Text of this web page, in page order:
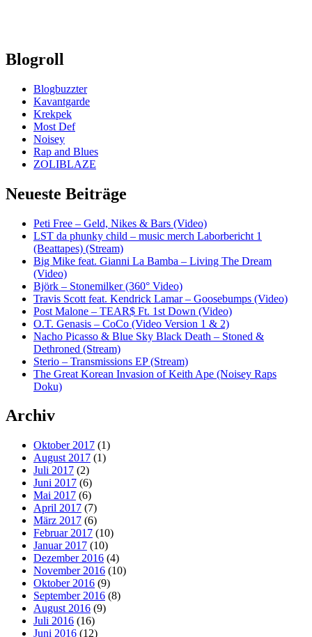
Blogroll
Blogbuzzter
Kavantgarde
Krekpek
Most Def
Noisey
Rap and Blues
ZOLIBLAZE
Neueste Beiträge
Peti Free – Geld, Nikes & Bars (Video)
LST da phunky child – music merch Laborbericht 1
(Beattapes) (Stream)
Big Mike feat. Gianni La Bamba – Living The Dream
(Video)
Björk – Stonemilker (360° Video)
Travis Scott feat. Kendrick Lamar – Goosebumps (Video)
Post Malone – TEAR$ Ft. 1st Down (Video)
O.T. Genasis – CoCo (Video Version 1 & 2)
Nacho Picasso & Blue Sky Black Death – Stoned &
Dethroned (Stream)
Sterio – Transmissions EP (Stream)
The Great Korean Invasion of Keith Ape (Noisey Raps
Doku)
Archiv
Oktober 2017 (1)
August 2017 (1)
Juli 2017 (2)
Juni 2017 (6)
Mai 2017 (6)
April 2017 (7)
März 2017 (6)
Februar 2017 (10)
Januar 2017 (10)
Dezember 2016 (4)
November 2016 (10)
Oktober 2016 (9)
September 2016 (8)
August 2016 (9)
Juli 2016 (16)
Juni 2016 (12)